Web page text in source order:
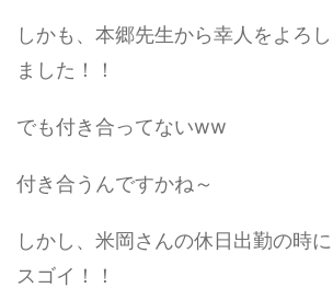
しかも、本郷先生から幸人をよろ
ました！！
でも付き合ってないww
付き合うんですかね～
しかし、米岡さんの休日出勤の時
スゴイ！！